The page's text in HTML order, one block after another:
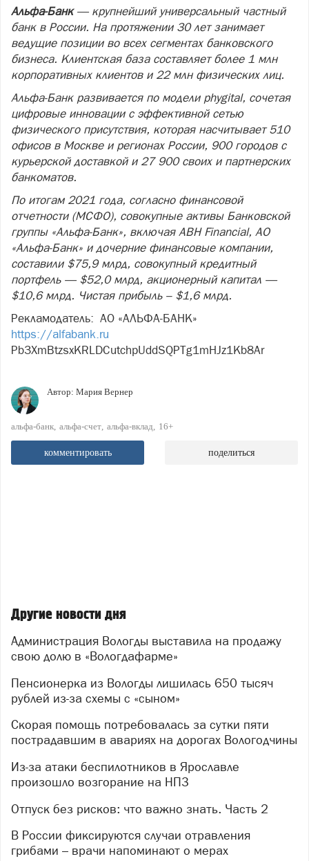
Альфа-Банк — крупнейший универсальный частный
банк в России. На протяжении 30 лет занимает
ведущие позиции во всех сегментах банковского
бизнеса. Клиентская база составляет более 1 млн
корпоративных клиентов и 22 млн физических лиц.
Альфа-Банк развивается по модели phygital, сочетая
цифровые инновации с эффективной сетью
физического присутствия, которая насчитывает 510
офисов в Москве и регионах России, 900 городов с
курьерской доставкой и 27 900 своих и партнерских
банкоматов.
По итогам 2021 года, согласно финансовой
отчетности (МСФО), совокупные активы Банковской
группы «Альфа-Банк», включая ABH Financial, АО
«Альфа-Банк» и дочерние финансовые компании,
составили $75,9 млрд, совокупный кредитный
портфель — $52,0 млрд, акционерный капитал —
$10,6 млрд. Чистая прибыль – $1,6 млрд.
Рекламодатель: АО «АЛЬФА-БАНК»
https://alfabank.ru
Pb3XmBtzsxKRLDCutchpUddSQPTg1mHJz1Kb8Ar
Автор: Мария Вернер
альфа-банк альфа-счет альфа-вклад 16+
комментировать поделиться
Другие новости дня
Администрация Вологды выставила на продажу
свою долю в «Вологдафарме»
Пенсионерка из Вологды лишилась 650 тысяч
рублей из-за схемы с «сыном»
Скорая помощь потребовалась за сутки пяти
пострадавшим в авариях на дорогах Вологодчины
Из-за атаки беспилотников в Ярославле
произошло возгорание на НПЗ
Отпуск без рисков: что важно знать. Часть 2
В России фиксируются случаи отравления
грибами – врачи напоминают о мерах